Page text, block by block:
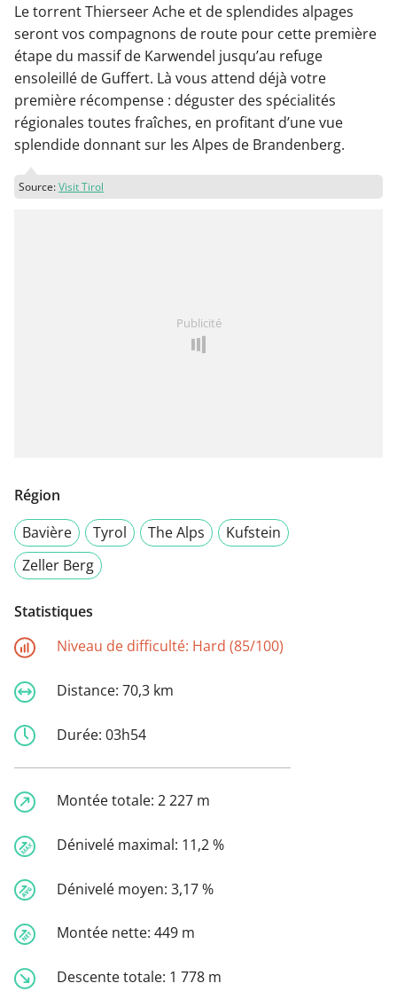
Le torrent Thierseer Ache et de splendides alpages
seront vos compagnons de route pour cette première
étape du massif de Karwendel jusqu’au refuge
ensoleillé de Guffert. Là vous attend déjà votre
première récompense : déguster des spécialités
régionales toutes fraîches, en profitant d’une vue
splendide donnant sur les Alpes de Brandenberg.
Source:Visit Tirol
Publicité
Région
Bavière
Tyrol The Alps
Kufstein
Zeller Berg
Statistiques
Niveau de difficulté: Hard (85/100)
Distance: 70,3 km
Durée: 03h54
Montée totale: 2 227 m
Dénivelé maximal: 11,2 %
Dénivelé moyen: 3,17 %
Montée nette: 449 m
Descente totale: 1 778 m